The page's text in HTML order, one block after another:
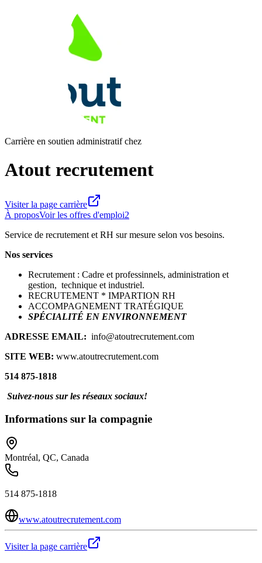
Carrière en soutien administratif chez
Atout recrutement
Visiter la page carrière
À proposVoir les offres d'emploi2
Service de recrutement et RH sur mesure selon vos besoins.
Nos services
Recrutement : Cadre et professinnels, administration et
gestion, technique et industriel.
RECRUTEMENT * IMPARTION RH
ACCOMPAGNEMENT TRATÉGIQUE
SPÉCIALITÉ EN ENVIRONNEMENT
ADRESSE EMAIL: info@atoutrecrutement.com
SITE WEB: www.atoutrecrutement.com
514 875-1818
Suivez-nous sur les réseaux sociaux!
Informations sur la compagnie
Montréal, QC, Canada
514 875-1818
www.atoutrecrutement.com
Visiter la page carrière